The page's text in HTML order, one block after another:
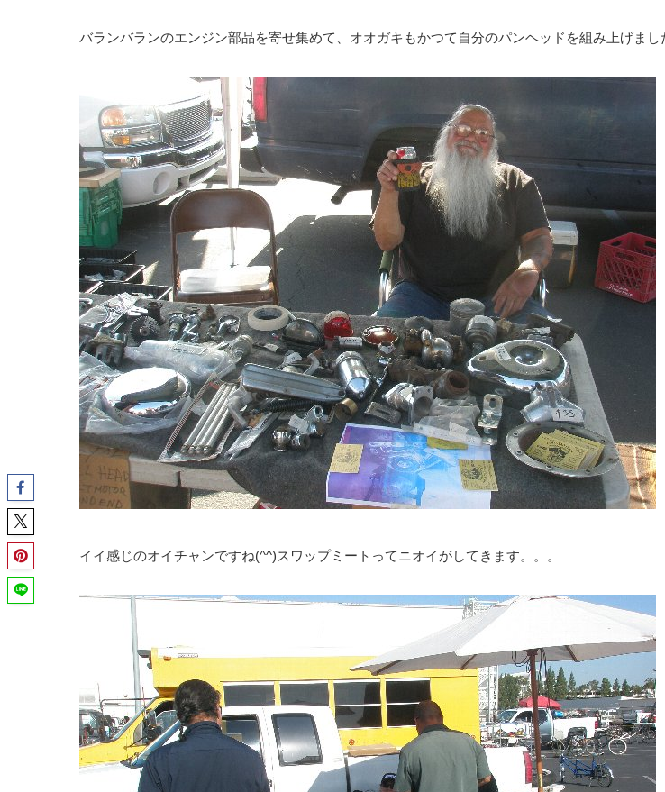
バランバランのエンジン部品を寄せ集めて、オオガキもかつて自分のパンヘッドを組み上げまし
イイ感じのオイチャンですね(^^)スワップミートってニオイがしてきます。。。